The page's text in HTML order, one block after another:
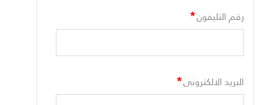
رقم التليفون*
البريد الالكترونى*